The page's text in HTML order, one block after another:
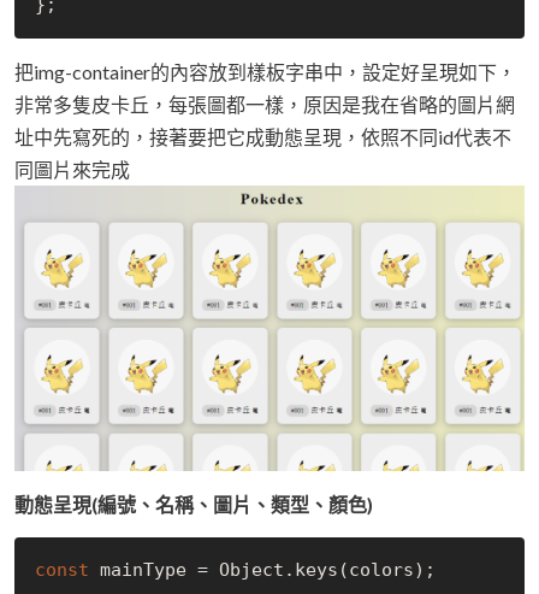
把img-container的內容放到樣板字串中，設定好呈現如下，
非常多隻皮卡丘，每張圖都一樣，原因是我在省略的圖片網
址中先寫死的，接著要把它成動態呈現，依照不同id代表不
同圖片來完成
動態呈現(編號、名稱、圖片、類型、顏色)
const mainType = Object.keys(colors);